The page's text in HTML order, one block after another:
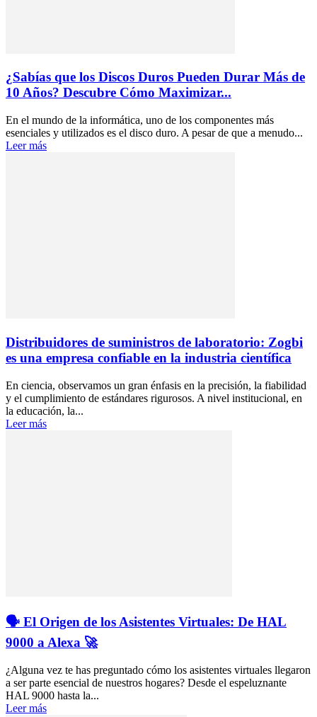
¿Sabías que los Discos Duros Pueden Durar Más de
10 Años? Descubre Cómo Maximizar...
En el mundo de la informática, uno de los componentes más
esenciales y utilizados es el disco duro. A pesar de que a menudo...
Leer más
Distribuidores de suministros de laboratorio: Zogbi
es una empresa confiable en la industria científica
En ciencia, observamos un gran énfasis en la precisión, la fiabilidad
y el cumplimiento de estándares rigurosos. A nivel institucional, en
la educación, la...
Leer más
🗣️ El Origen de los Asistentes Virtuales: De HAL
9000 a Alexa 🚀
¿Alguna vez te has preguntado cómo los asistentes virtuales llegaron
a ser parte esencial de nuestros hogares? Desde el espeluznante
HAL 9000 hasta la...
Leer más